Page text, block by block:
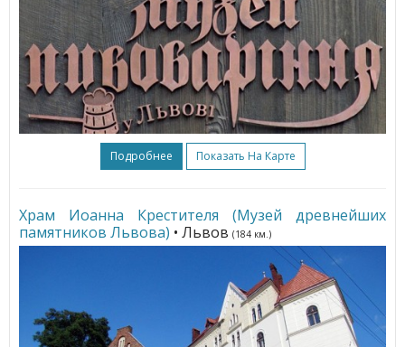
Подробнее Показать На Карте
Храм Иоанна Крестителя (Музей древнейших
памятников Львова) • Львов (184 км.)